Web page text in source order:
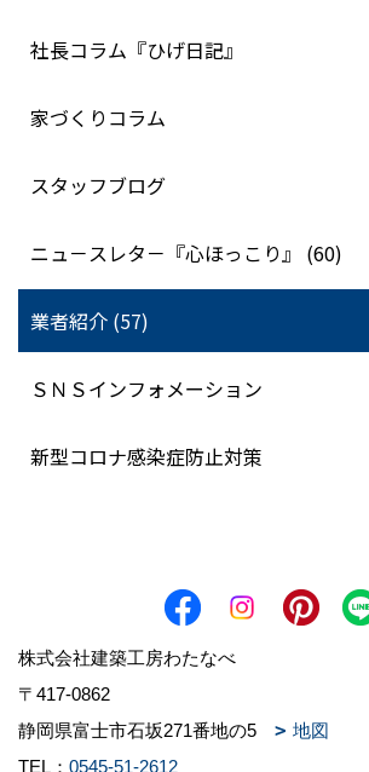
社長コラム『ひげ日記』
家づくりコラム
スタッフブログ
ニュ－スレタ－『心ほっこり』 (60)
業者紹介 (57)
ＳＮＳインフォメーション
新型コロナ感染症防止対策
株式会社建築工房わたなべ
〒417-0862
静岡県富士市石坂271番地の5
地図
TEL： 0545-51-2612